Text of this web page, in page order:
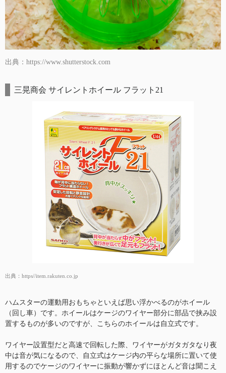
出典：https://www.shutterstock.com
三晃商会 サイレントホイール フラット21
出典： https//item.rakuten.co.jp
ハムスターの運動用おもちゃといえば思い浮かべるのがホイール
（回し車）です。ホイールはケージのワイヤー部分に部品で挟み設
置するものが多いのですが、こちらのホイールは自立式です。
ワイヤー設置型だと高速で回転した際、ワイヤーがガタガタなり夜
中は音が気になるので、自立式はケージ内の平らな場所に置いて使
用するのでケージのワイヤーに振動が響かずにほとんど音は聞こえ